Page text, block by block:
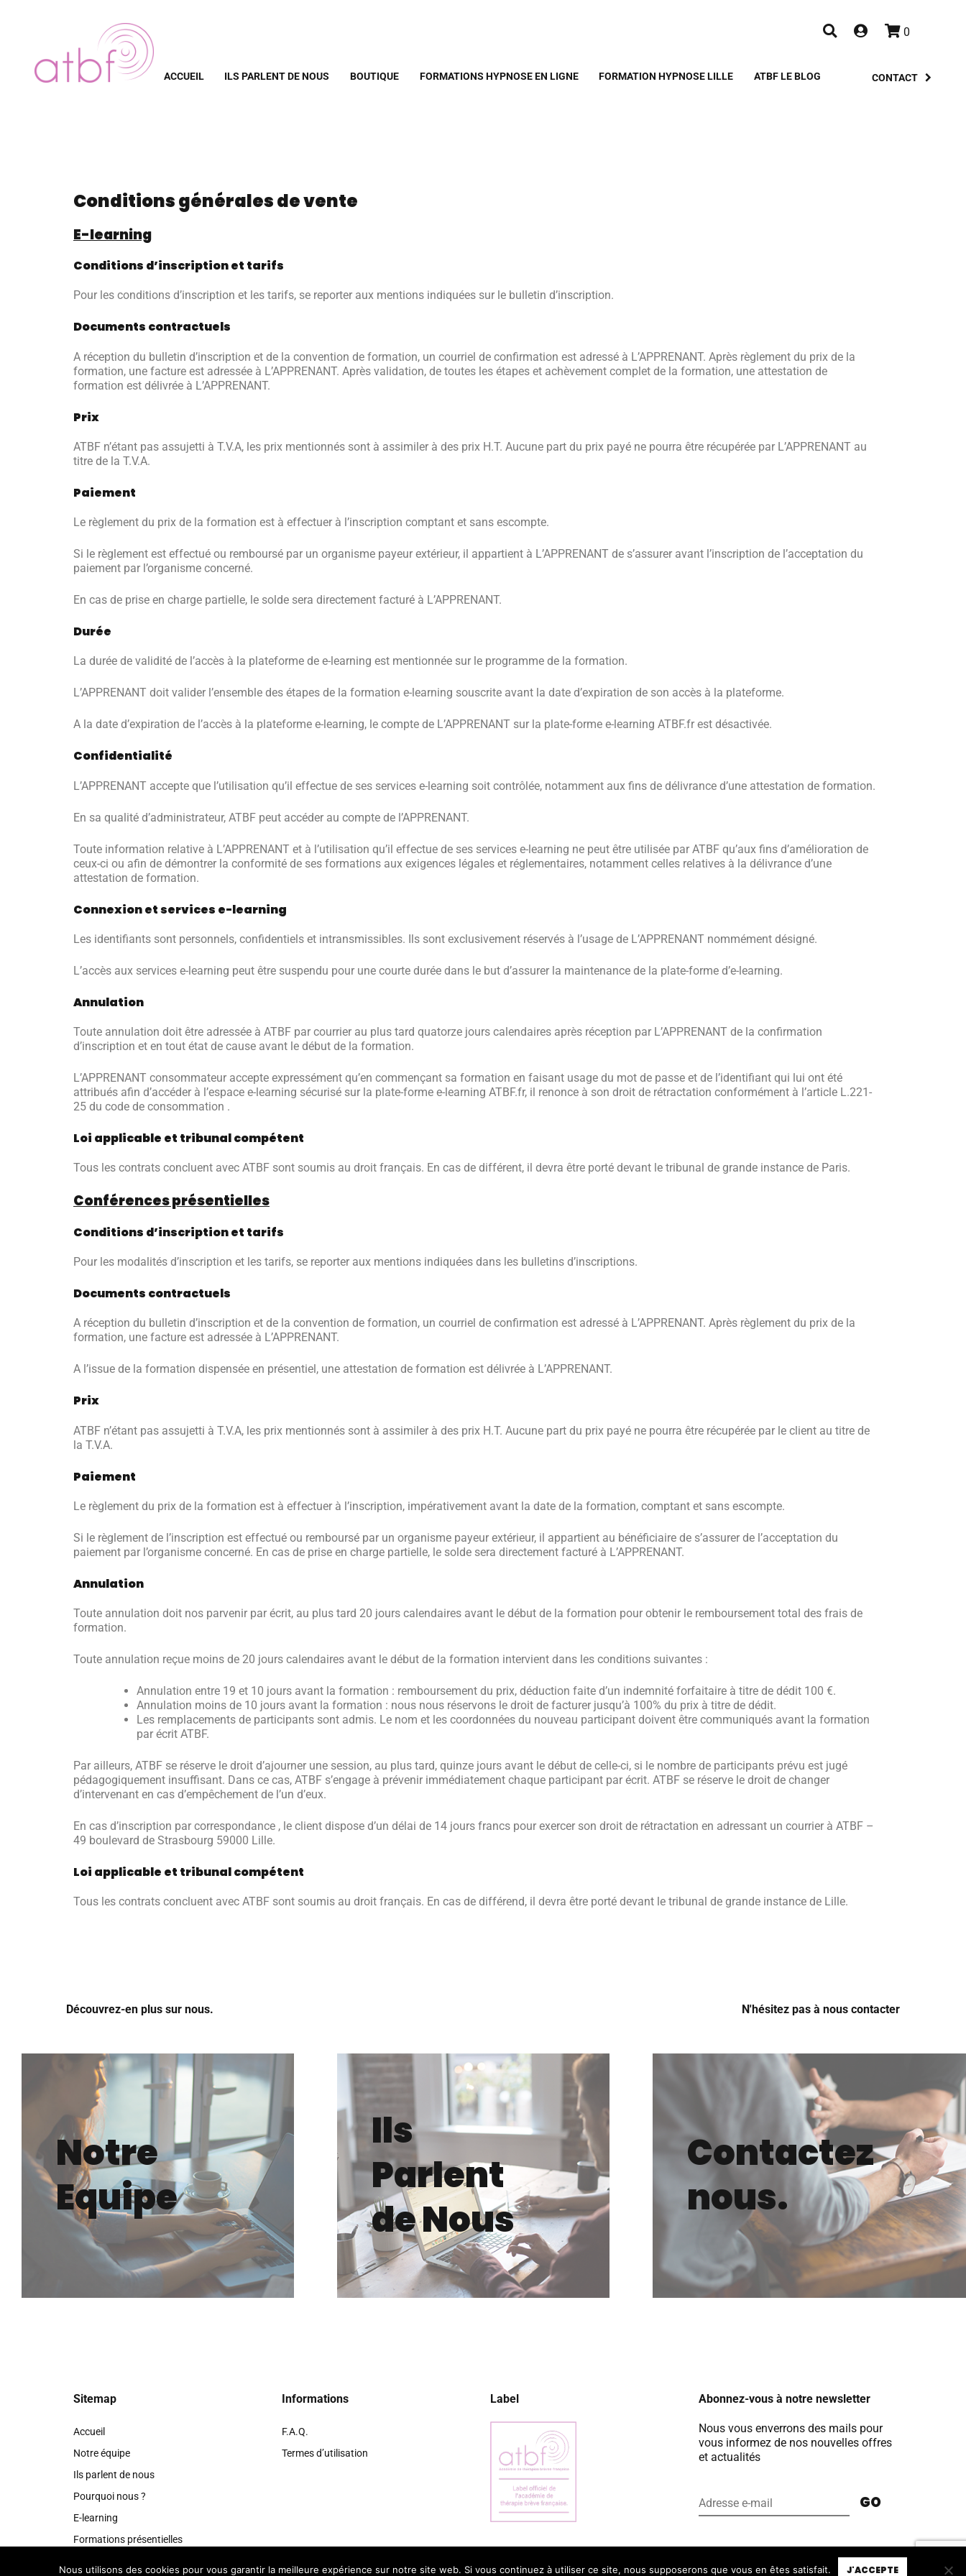
0
ACCUEIL ILS PARLENT DE NOUS BOUTIQUE FORMATIONS HYPNOSE EN LIGNE FORMATION HYPNOSE LILLE ATBF LE BLOG CONTACT
Conditions générales de vente
E-learning
Conditions d’inscription et tarifs
Pour les conditions d’inscription et les tarifs, se reporter aux mentions indiquées sur le bulletin d’inscription.
Documents contractuels
A réception du bulletin d’inscription et de la convention de formation, un courriel de confirmation est adressé à L’APPRENANT. Après règlement du prix de la
formation, une facture est adressée à L’APPRENANT. Après validation, de toutes les étapes et achèvement complet de la formation, une attestation de
formation est délivrée à L’APPRENANT.
Prix
ATBF n’étant pas assujetti à T.V.A, les prix mentionnés sont à assimiler à des prix H.T. Aucune part du prix payé ne pourra être récupérée par L’APPRENANT au
titre de la T.V.A.
Paiement
Le règlement du prix de la formation est à effectuer à l’inscription comptant et sans escompte.
Si le règlement est effectué ou remboursé par un organisme payeur extérieur, il appartient à L’APPRENANT de s’assurer avant l’inscription de l’acceptation du
paiement par l’organisme concerné.
En cas de prise en charge partielle, le solde sera directement facturé à L’APPRENANT.
Durée
La durée de validité de l’accès à la plateforme de e-learning est mentionnée sur le programme de la formation.
L’APPRENANT doit valider l’ensemble des étapes de la formation e-learning souscrite avant la date d’expiration de son accès à la plateforme.
A la date d’expiration de l’accès à la plateforme e-learning, le compte de L’APPRENANT sur la plate-forme e-learning ATBF.fr est désactivée.
Confidentialité
L’APPRENANT accepte que l’utilisation qu’il effectue de ses services e-learning soit contrôlée, notamment aux fins de délivrance d’une attestation de formation.
En sa qualité d’administrateur, ATBF peut accéder au compte de l’APPRENANT.
Toute information relative à L’APPRENANT et à l’utilisation qu’il effectue de ses services e-learning ne peut être utilisée par ATBF qu’aux fins d’amélioration de
ceux-ci ou afin de démontrer la conformité de ses formations aux exigences légales et réglementaires, notamment celles relatives à la délivrance d’une
attestation de formation.
Connexion et services e-learning
Les identifiants sont personnels, confidentiels et intransmissibles. Ils sont exclusivement réservés à l’usage de L’APPRENANT nommément désigné.
L’accès aux services e-learning peut être suspendu pour une courte durée dans le but d’assurer la maintenance de la plate-forme d’e-learning.
Annulation
Toute annulation doit être adressée à ATBF par courrier au plus tard quatorze jours calendaires après réception par L’APPRENANT de la confirmation
d’inscription et en tout état de cause avant le début de la formation.
L’APPRENANT consommateur accepte expressément qu’en commençant sa formation en faisant usage du mot de passe et de l’identifiant qui lui ont été
attribués afin d’accéder à l’espace e-learning sécurisé sur la plate-forme e-learning ATBF.fr, il renonce à son droit de rétractation conformément à l’article L.221-
25 du code de consommation .
Loi applicable et tribunal compétent
Tous les contrats concluent avec ATBF sont soumis au droit français. En cas de différent, il devra être porté devant le tribunal de grande instance de Paris.
Conférences présentielles
Conditions d’inscription et tarifs
Pour les modalités d’inscription et les tarifs, se reporter aux mentions indiquées dans les bulletins d’inscriptions.
Documents contractuels
A réception du bulletin d’inscription et de la convention de formation, un courriel de confirmation est adressé à L’APPRENANT. Après règlement du prix de la
formation, une facture est adressée à L’APPRENANT.
A l’issue de la formation dispensée en présentiel, une attestation de formation est délivrée à L’APPRENANT.
Prix
ATBF n’étant pas assujetti à T.V.A, les prix mentionnés sont à assimiler à des prix H.T. Aucune part du prix payé ne pourra être récupérée par le client au titre de
la T.V.A.
Paiement
Le règlement du prix de la formation est à effectuer à l’inscription, impérativement avant la date de la formation, comptant et sans escompte.
Si le règlement de l’inscription est effectué ou remboursé par un organisme payeur extérieur, il appartient au bénéficiaire de s’assurer de l’acceptation du
paiement par l’organisme concerné. En cas de prise en charge partielle, le solde sera directement facturé à L’APPRENANT.
Annulation
Toute annulation doit nos parvenir par écrit, au plus tard 20 jours calendaires avant le début de la formation pour obtenir le remboursement total des frais de
formation.
Toute annulation reçue moins de 20 jours calendaires avant le début de la formation intervient dans les conditions suivantes :
Annulation entre 19 et 10 jours avant la formation : remboursement du prix, déduction faite d’un indemnité forfaitaire à titre de dédit 100 €.
Annulation moins de 10 jours avant la formation : nous nous réservons le droit de facturer jusqu’à 100% du prix à titre de dédit.
Les remplacements de participants sont admis. Le nom et les coordonnées du nouveau participant doivent être communiqués avant la formation
par écrit ATBF.
Par ailleurs, ATBF se réserve le droit d’ajourner une session, au plus tard, quinze jours avant le début de celle-ci, si le nombre de participants prévu est jugé
pédagogiquement insuffisant. Dans ce cas, ATBF s’engage à prévenir immédiatement chaque participant par écrit. ATBF se réserve le droit de changer
d’intervenant en cas d’empêchement de l’un d’eux.
En cas d’inscription par correspondance , le client dispose d’un délai de 14 jours francs pour exercer son droit de rétractation en adressant un courrier à ATBF –
49 boulevard de Strasbourg 59000 Lille.
Loi applicable et tribunal compétent
Tous les contrats concluent avec ATBF sont soumis au droit français. En cas de différend, il devra être porté devant le tribunal de grande instance de Lille.
Découvrez-en plus sur nous. N'hésitez pas à nous contacter
Notre
Equipe
Ils
Parlent
de Nous
Contactez
nous.
Sitemap
Accueil
Notre équipe
Ils parlent de nous
Pourquoi nous ?
E-learning
Formations présentielles
Informations
F.A.Q.
Termes d’utilisation
Label Abonnez-vous à notre newsletter
Nous vous enverrons des mails pour
vous informez de nos nouvelles offres
et actualités
Nous utilisons des cookies pour vous garantir la meilleure expérience sur notre site web. Si vous continuez à utiliser ce site, nous supposerons que vous en êtes satisfait. J'ACCEPTE